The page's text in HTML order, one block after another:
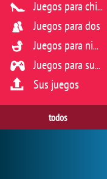
Juegos para chicas
Juegos para dos
Juegos para niños
Juegos para sus reflejos
Sus juegos
todos